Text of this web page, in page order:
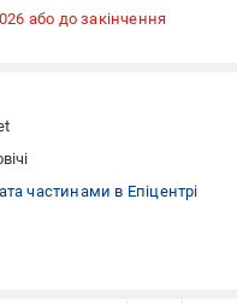
або до закінчення
частинами в Епіцентрі